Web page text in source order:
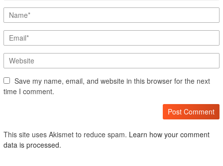
Save my name, email, and website in this browser for the next
time I comment.
This site uses Akismet to reduce spam. Learn how your comment
data is processed.